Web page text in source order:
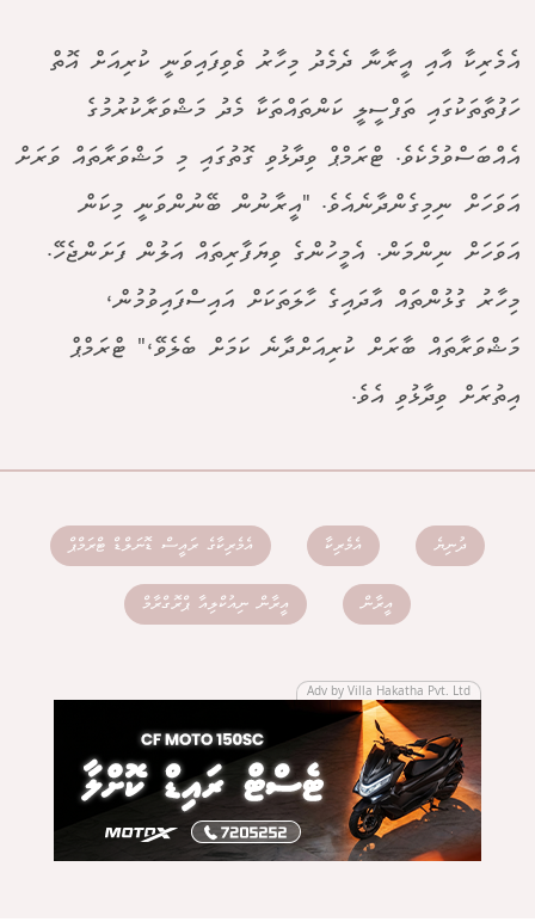
އެމެރިކާ އާއި އީރާނާ ދެމެދު މިހާރު ވެވިފައިވަނީ ކުރިއަށް އޮތް
ހަފުތާތަކުގައި ތަފްސީލީ ކަންތައްތަކާ މެދު މަޝްވަރާކުރުމުގެ
އެއްބަސްވުމެކެވެ. ޓްރަމްޕް ވިދާޅުވި ގޮތުގައި މި މަޝްވަރާތައް ވަރަށް
އަވަހަށް ނިމިގެންދާނެއެވެ. "އީރާނުން ބޭނުންވަނީ މިކަން
އަވަހަށް ނިންމަން. އެމީހުންގެ ވިޔަފާރިތައް އަލުން ފަށަންޖެހޭ.
މިހާރު ގުޅުންތައް އާދައިގެ ހާލަތަކަށް އައިސްފައިވުމުން،
މަޝްވަރާތައް ބާރަށް ކުރިއަށްދާނެ ކަމަށް ބެލެވޭ،" ޓްރަމްޕް
އިތުރަށް ވިދާޅުވި އެވެ.
ދުނިޔެ އެމެރިކާ އެމެރިކާގެ ރައީސް ޑޮނަލްޑް ޓްރަމްޕް
އީރާން އީރާން ނިއުކްލިއާ ޕްރޮގްރާމް
Adv by Villa Hakatha Pvt. Ltd